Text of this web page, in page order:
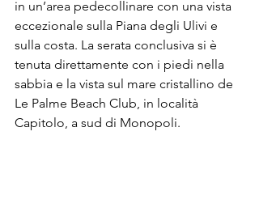
in un’area pedecollinare con una vista
eccezionale sulla Piana degli Ulivi e
sulla costa. La serata conclusiva si è
tenuta direttamente con i piedi nella
sabbia e la vista sul mare cristallino de
Le Palme Beach Club, in località
Capitolo, a sud di Monopoli.